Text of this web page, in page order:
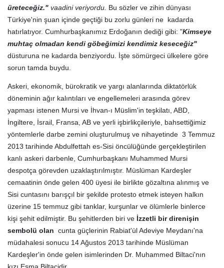
üreteceğiz." vaadini veriyordu. Bu sözler ve zihin dünyası
Türkiye'nin şuan içinde geçtiği bu zorlu günleri ne kadarda
hatırlatıyor. Cumhurbaşkanımız Erdoğanın dediği gibi: "Kimseye
muhtaç olmadan kendi göbeğimizi kendimiz keseceğiz"
düsturuna ne kadarda benziyordu. İşte sömürgeci ülkelere göre
sorun tamda buydu.
Askeri, ekonomik, bürokratik ve yargı alanlarında diktatörlük
döneminin ağır kalıntıları ve engellemeleri arasında görev
yapması istenen Mursi ve İhvan-ı Müslim'in teşkilatı, ABD,
İngiltere, İsrail, Fransa, AB ve yerli işbirlikçileriyle, bahsettiğimiz
yöntemlerle darbe zemini oluşturulmuş ve nihayetinde 3 Temmuz
2013 tarihinde Abdulfettah es-Sisi öncülüğünde gerçekleştirilen
kanlı askeri darbenle, Cumhurbaşkanı Muhammed Mursi
despotça görevden uzaklaştırılmıştır. Müslüman Kardeşler
cemaatinin önde gelen 400 üyesi ile birlikte gözaltına alınmış ve
Sisi cuntasını barışçıl bir şekilde protesto etmek isteyen halkın
üzerine 15 temmuz gibi tanklar, kurşunlar ve ölümlerle binlerce
kişi şehit edilmiştir. Bu şehitlerden biri ve İzzetli bir direnişin
sembolü olan cunta güçlerinin Rabiat'ül Adeviye Meydanı'na
müdahalesi sonucu 14 Ağustos 2013 tarihinde Müslüman
Kardeşler'in önde gelen isimlerinden Dr. Muhammed Biltaci'nın